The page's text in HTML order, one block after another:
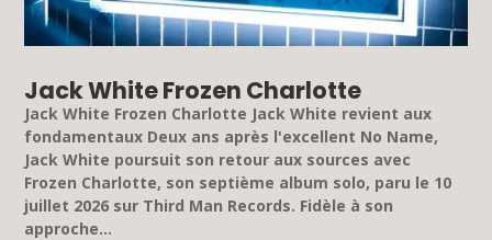
Jack White Frozen Charlotte
Jack White Frozen Charlotte Jack White revient aux
fondamentaux Deux ans après l'excellent No Name,
Jack White poursuit son retour aux sources avec
Frozen Charlotte, son septième album solo, paru le 10
juillet 2026 sur Third Man Records. Fidèle à son
approche...